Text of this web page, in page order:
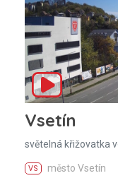
Vsetín
světelná křižovatka
VS město Vsetín